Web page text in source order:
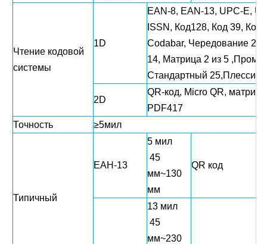
Чтение кодовой
системы
1D
EAN-8, EAN-13, UPC-E,
ISSN, Код128, Код 39, Код
Codabar, Чередование 2
14, Матрица 2 из 5
Стандартный 25,Плесси,
2D
QR-код, Micro QR,
PDF417
Точность
≥5мил
Типичный
ЕАН-13
5 мил
45
мм~130
мм
QR код
13 мил
45
мм~230